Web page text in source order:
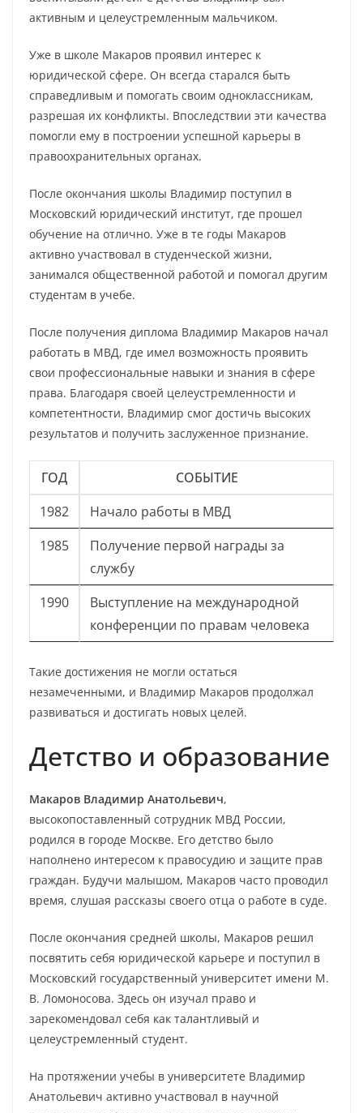
активным и целеустремленным мальчиком.
Уже в школе Макаров проявил интерес к
юридической сфере. Он всегда старался быть
справедливым и помогать своим одноклассникам,
разрешая их конфликты. Впоследствии эти качества
помогли ему в построении успешной карьеры в
правоохранительных органах.
После окончания школы Владимир поступил в
Московский юридический институт, где прошел
обучение на отлично. Уже в те годы Макаров
активно участвовал в студенческой жизни,
занимался общественной работой и помогал другим
студентам в учебе.
После получения диплома Владимир Макаров начал
работать в МВД, где имел возможность проявить
свои профессиональные навыки и знания в сфере
права. Благодаря своей целеустремленности и
компетентности, Владимир смог достичь высоких
результатов и получить заслуженное признание.
ГОД
СОБЫТИЕ
1982
Начало работы в МВД
1985
Получение первой награды за
службу
1990
Выступление на международной
конференции по правам человека
Такие достижения не могли остаться
незамеченными, и Владимир Макаров продолжал
развиваться и достигать новых целей.
Детство и образование
Макаров Владимир Анатольевич,
высокопоставленный сотрудник МВД России,
родился в городе Москве. Его детство было
наполнено интересом к правосудию и защите прав
граждан. Будучи малышом, Макаров часто проводил
время, слушая рассказы своего отца о работе в суде.
После окончания средней школы, Макаров решил
посвятить себя юридической карьере и поступил в
Московский государственный университет имени М.
В. Ломоносова. Здесь он изучал право и
зарекомендовал себя как талантливый и
целеустремленный студент.
На протяжении учебы в университете Владимир
Анатольевич активно участвовал в научной